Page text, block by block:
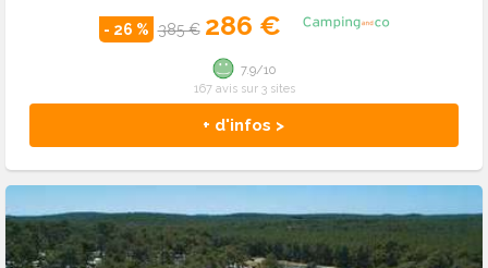
- 26 % 385 € 286 €
+ d'infos >
7.9/10
167 avis sur 3 sites